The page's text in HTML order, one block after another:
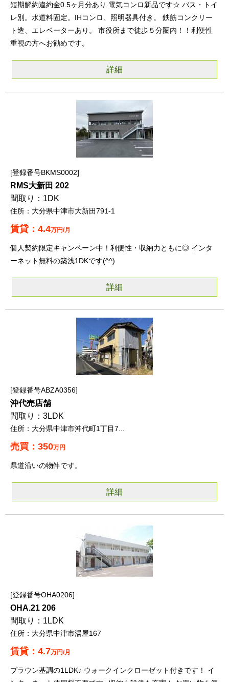
短期解約違約金0.5ヶ月分あり 電気コンロ新品です☆ バス・トイ
レ別。水道料固定。IHコンロ、照明器具付き。 鉄筋コンクリー
ト造、エレベーターあり。 市役所まで徒歩５分圏内！！利便性
重視の方へお勧めです。
詳細
登録番号BKMS0002
RMS大新田 202
1DK
大分県中津市大新田791-1
4.4万円/月
個人契約限定キャンペーン中！利便性・収納力ともに◎ インタ
ーネット無料の築浅1DKです(^^)
詳細
登録番号ABZA0356
沖代売店舗
3LDK
大分県中津市沖代町1丁目7...
350万円
県道沿いの物件です。
詳細
登録番号OHA0206
OHA.21 206
1LDK
大分県中津市湯屋167
4.7万円/月
ブラウン基調の1LDK♪ ウォークインクローゼット付きです！ イ